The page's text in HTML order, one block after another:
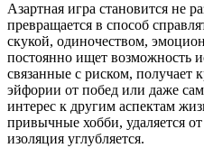
Азартная игра становится не
превращается в способ
скукой, одиночеством,
постоянно ищет возможность
связанные с риском, получает
эйфории от побед или даже
интерес к другим аспектам
привычные хобби, удаляется
изоляция углубляется.